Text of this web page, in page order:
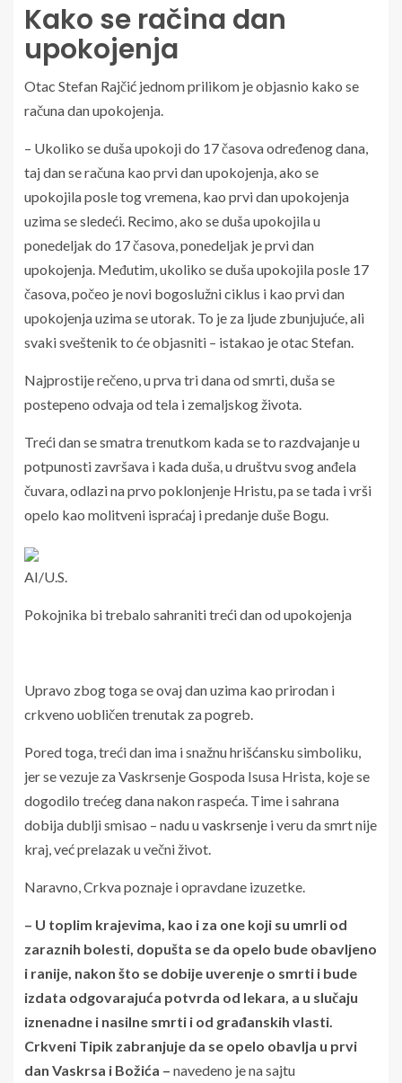
Kako se račina dan
upokojenja
Otac Stefan Rajčić jednom prilikom je objasnio kako se
računa dan upokojenja.
– Ukoliko se duša upokoji do 17 časova određenog dana,
taj dan se računa kao prvi dan upokojenja, ako se
upokojila posle tog vremena, kao prvi dan upokojenja
uzima se sledeći. Recimo, ako se duša upokojila u
ponedeljak do 17 časova, ponedeljak je prvi dan
upokojenja. Međutim, ukoliko se duša upokojila posle 17
časova, počeo je novi bogoslužni ciklus i kao prvi dan
upokojenja uzima se utorak. To je za ljude zbunjujuće, ali
svaki sveštenik to će objasniti – istakao je otac Stefan.
Najprostije rečeno, u prva tri dana od smrti, duša se
postepeno odvaja od tela i zemaljskog života.
Treći dan se smatra trenutkom kada se to razdvajanje u
potpunosti završava i kada duša, u društvu svog anđela
čuvara, odlazi na prvo poklonjenje Hristu, pa se tada i vrši
opelo kao molitveni ispraćaj i predanje duše Bogu.
AI/U.S.
Pokojnika bi trebalo sahraniti treći dan od upokojenja
Upravo zbog toga se ovaj dan uzima kao prirodan i
crkveno uobličen trenutak za pogreb.
Pored toga, treći dan ima i snažnu hrišćansku simboliku,
jer se vezuje za Vaskrsenje Gospoda Isusa Hrista, koje se
dogodilo trećeg dana nakon raspeća. Time i sahrana
dobija dublji smisao – nadu uvaskrsenje i veru da smrt nije
kraj, već prelazak u večni život.
Naravno, Crkva poznaje i opravdane izuzetke.
– U toplim krajevima, kao i za one koji su umrli od
zaraznih bolesti, dopušta se da opelo bude obavljeno
i ranije, nakon što se dobije uverenje o smrti i bude
izdata odgovarajuća potvrda od lekara, a u slučaju
iznenadne i nasilne smrti i od građanskih vlasti.
Crkveni Tipik zabranjuje da se opelo obavlja u prvi
dan Vaskrsa i Božića – navedeno je na sajtu